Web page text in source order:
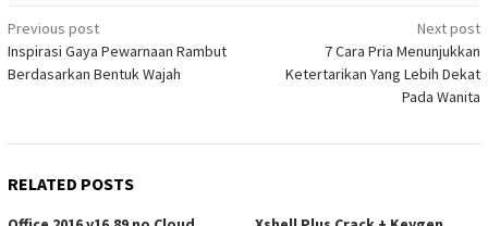
Post
navigation
Previous post
Inspirasi Gaya Pewarnaan Rambut
Berdasarkan Bentuk Wajah
Next post
7 Cara Pria Menunjukkan
Ketertarikan Yang Lebih Dekat
Pada Wanita
RELATED POSTS